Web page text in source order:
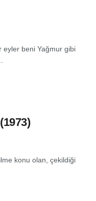
eyler beni Yağmur gibi
konu olan, çekildiği